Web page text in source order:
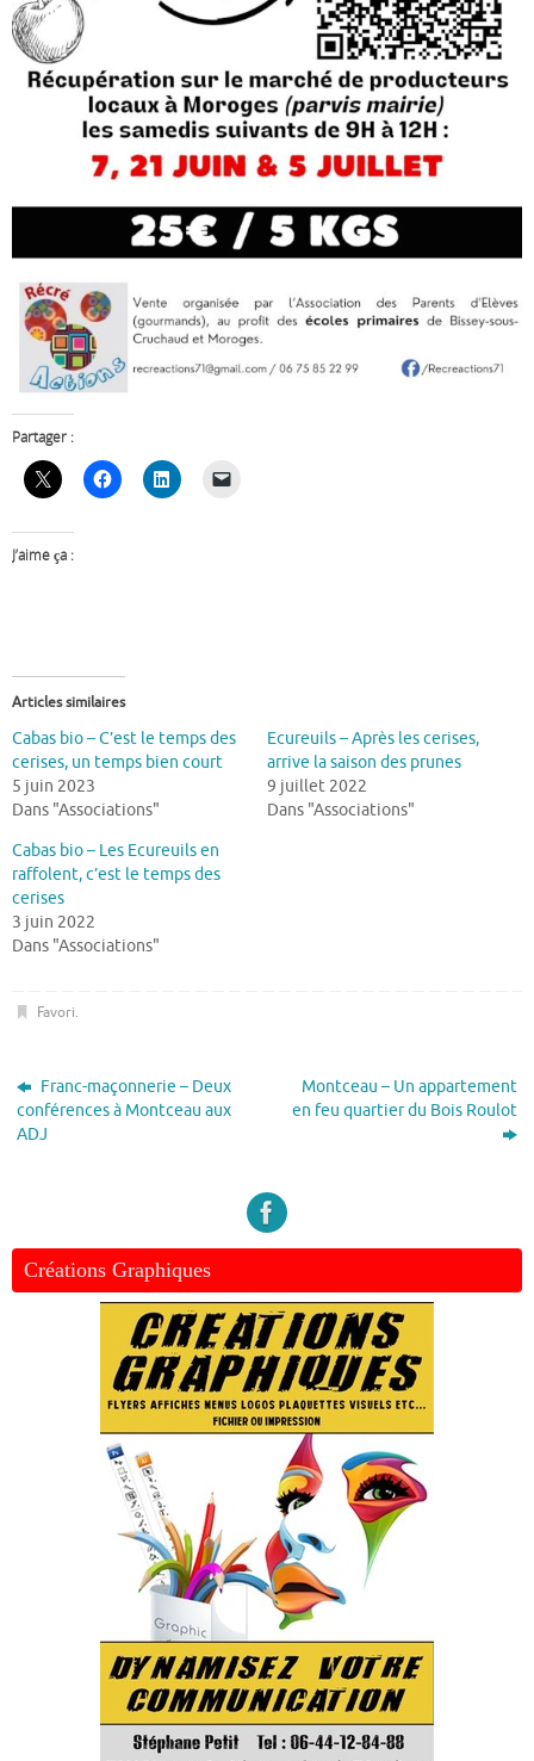
Partager :
J’aime ça :
Articles similaires
Cabas bio – C’est le temps des
cerises, un temps bien court
5 juin 2023
Dans "Associations"
Ecureuils – Après les cerises,
arrive la saison des prunes
9 juillet 2022
Dans "Associations"
Cabas bio – Les Ecureuils en
raffolent, c’est le temps des
cerises
3 juin 2022
Dans "Associations"
Favori.
Franc-maçonnerie – Deux
conférences à Montceau aux
ADJ
Montceau – Un appartement
en feu quartier du Bois Roulot
Créations Graphiques